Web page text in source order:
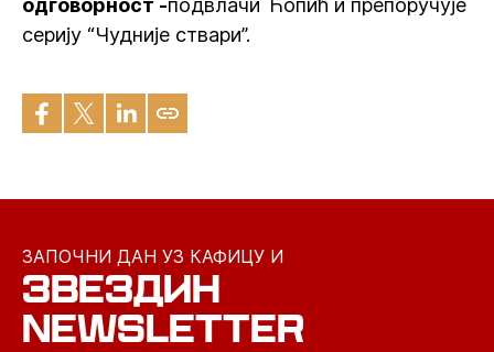
одговорност -подвлачи Ћопић и препоручује
серију “Чудније ствари”.
ЗАПОЧНИ ДАН УЗ КАФИЦУ И
ЗВЕЗДИН
NEWSLETTER